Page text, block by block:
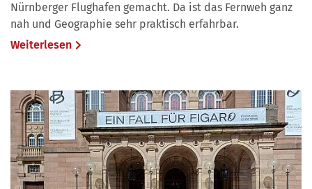
Nürnberger Flughafen gemacht. Da ist das Fernweh ganz
nah und Geographie sehr praktisch erfahrbar.
Weiterlesen